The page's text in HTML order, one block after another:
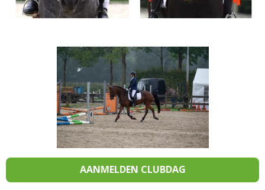
AANMELDEN CLUBDAG